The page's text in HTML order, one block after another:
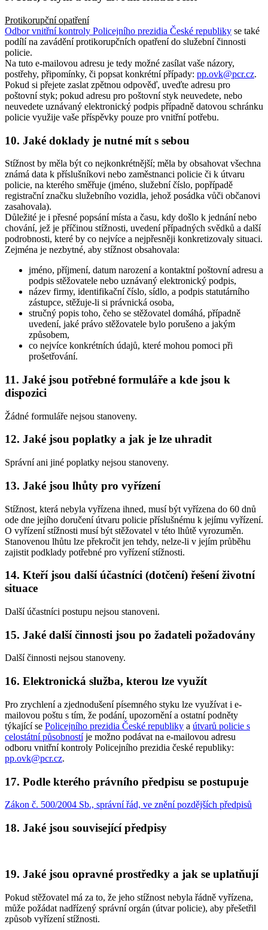
Protikorupční opatření
Odbor vnitřní kontroly Policejního prezidia České republiky se také
podílí na zavádění protikorupčních opatření do služební činnosti
policie.
Na tuto e-mailovou adresu je tedy možné zasílat vaše názory,
postřehy, připomínky, či popsat konkrétní případy: pp.ovk@pcr.cz.
Pokud si přejete zaslat zpětnou odpověď, uveďte adresu pro
poštovní styk; pokud adresu pro poštovní styk neuvedete, nebo
neuvedete uznávaný elektronický podpis případně datovou schránku
policie využije vaše příspěvky pouze pro vnitřní potřebu.
10. Jaké doklady je nutné mít s sebou
Stížnost by měla být co nejkonkrétnější; měla by obsahovat všechna
známá data k příslušníkovi nebo zaměstnanci policie či k útvaru
policie, na kterého směřuje (jméno, služební číslo, popřípadě
registrační značku služebního vozidla, jehož posádka vůči občanovi
zasahovala).
Důležité je i přesné popsání místa a času, kdy došlo k jednání nebo
chování, jež je příčinou stížnosti, uvedení případných svědků a další
podrobnosti, které by co nejvíce a nejpřesněji konkretizovaly situaci.
Zejména je nezbytné, aby stížnost obsahovala:
jméno, příjmení, datum narození a kontaktní poštovní adresu a
podpis stěžovatele nebo uznávaný elektronický podpis,
název firmy, identifikační číslo, sídlo, a podpis statutárního
zástupce, stěžuje-li si právnická osoba,
stručný popis toho, čeho se stěžovatel domáhá, případně
uvedení, jaké právo stěžovatele bylo porušeno a jakým
způsobem,
co nejvíce konkrétních údajů, které mohou pomoci při
prošetřování.
11. Jaké jsou potřebné formuláře a kde jsou k
dispozici
Žádné formuláře nejsou stanoveny.
12. Jaké jsou poplatky a jak je lze uhradit
Správní ani jiné poplatky nejsou stanoveny.
13. Jaké jsou lhůty pro vyřízení
Stížnost, která nebyla vyřízena ihned, musí být vyřízena do 60 dnů
ode dne jejího doručení útvaru policie příslušnému k jejímu vyřízení.
O vyřízení stížnosti musí být stěžovatel v této lhůtě vyrozuměn.
Stanovenou lhůtu lze překročit jen tehdy, nelze-li v jejím průběhu
zajistit podklady potřebné pro vyřízení stížnosti.
14. Kteří jsou další účastníci (dotčení) řešení životní
situace
Další účastníci postupu nejsou stanoveni.
15. Jaké další činnosti jsou po žadateli požadovány
Další činnosti nejsou stanoveny.
16. Elektronická služba, kterou lze využít
Pro zrychlení a zjednodušení písemného styku lze využívat i e-
mailovou poštu s tím, že podání, upozornění a ostatní podněty
týkající se Policejního prezidia České republiky a útvarů policie s
celostátní působnostíje možno podávat na e-mailovou adresu
odboru vnitřní kontroly Policejního prezidia české republiky:
pp.ovk@pcr.cz.
17. Podle kterého právního předpisu se postupuje
Zákon č. 500/2004 Sb., správní řád, ve znění pozdějších předpisů
18. Jaké jsou související předpisy
19. Jaké jsou opravné prostředky a jak se uplatňují
Pokud stěžovatel má za to, že jeho stížnost nebyla řádně vyřízena,
může požádat nadřízený správní orgán (útvar policie), aby přešetřil
způsob vyřízení stížnosti.